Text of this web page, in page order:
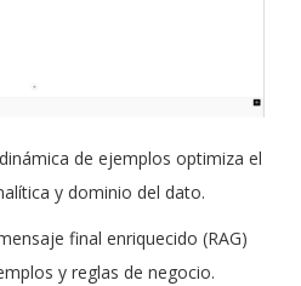
de ejemplos optimiza el
y dominio del dato.
final enriquecido (RAG)
y reglas de negocio.